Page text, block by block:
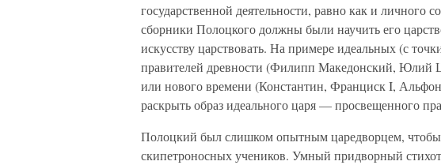
государственной деятельности, равно как и личного
сборники Полоцкого должны были научить его
искусству царствовать. На примере идеальных (с
правителей древности (Филипп Македонский, Юлий
или нового времени (Константин, Франциск I,
раскрыть образ идеального царя — просвещенного
Полоцкий был слишком опытным царедворцем, чтобы
скипетроносных учеников. Умный придворный